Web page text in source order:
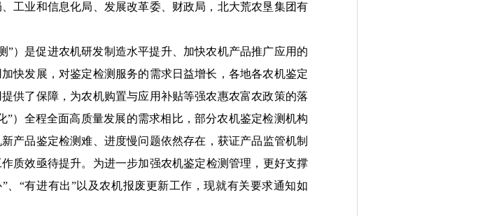
、工业和信息化局、发展改革委、财政局 ，北大荒农垦集团有
”）是促进农机研发制造水平提升、 加快农机产品推广应用的
快发展，对鉴定检测服务的需求日益增长，各地各农机鉴定
供了保障，为农机购置与应用补贴等强农惠农富农政策的落
”）全程全面高质量发展的需求相比，部分农机鉴定检测机构
新产品鉴定检测难、进度慢问题依然存在 ，获证产品监管机制
作质效亟待提升。为进一步加强农机鉴定检测管理 ，更好支撑
、“有进有出”以及农机报废更新工作 ，现就有关要求通知如